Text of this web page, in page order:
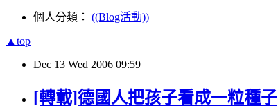
個人分類： ((Blog活動))
▲top
Dec 13 Wed 2006 09:59
[轉載]德國人把孩子看成一粒種子